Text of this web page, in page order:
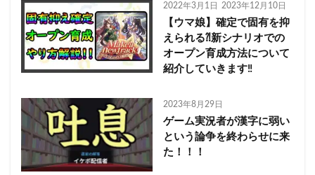
2022年3月1日 2023年12月10日
【ウマ娘】確定で固有を抑
えられる⁈新シナリオでの
オープン育成方法について
紹介していきます‼︎
2023年8月29日
ゲーム実況者が漢字に弱い
という論争を終わらせに来
た！！！